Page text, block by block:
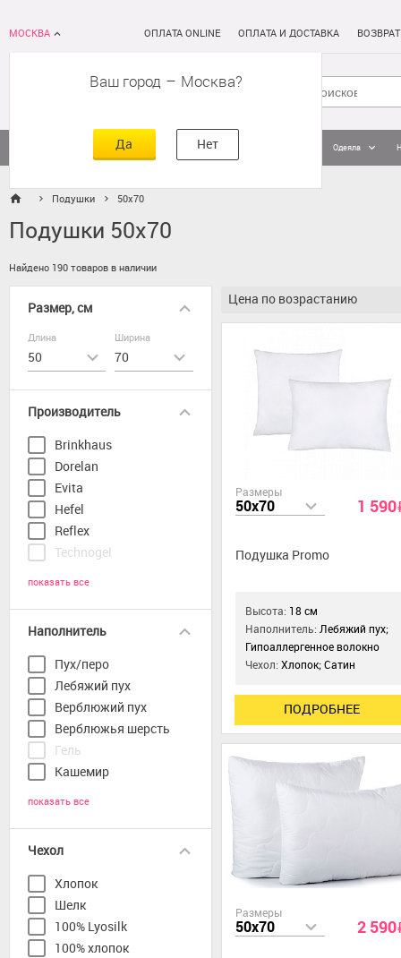
МОСКВА
Ваш город – Москва
Да Нет
ОПЛАТА ONLINE ОПЛАТА И ДОСТАВКА
Кровати Постельное белье Одеяла
Подушки 50x70
Подушки 50х70
Найдено 190 товаров в наличии
Размер, см
Длина
50
Ширина
70
Производитель
Brinkhaus
Dorelan
Evita
Hefel
Reflex
Technogel
показать все
Наполнитель
Пух/перо
Лебяжий пух
Верблюжий пух
Верблюжья шерсть
Гель
Кашемир
показать все
Чехол
Хлопок
Шелк
100% Lyosilk
100% хлопок
Цена по возрастанию
Размеры
50x70 1 590
Подушка Promo
Высота: 18 см
Наполнитель:Лебяжий пух;
Гипоаллергенное волокно
Чехол:Хлопок; Сатин
ПОДРОБНЕЕ
Размеры
50x70 2 590